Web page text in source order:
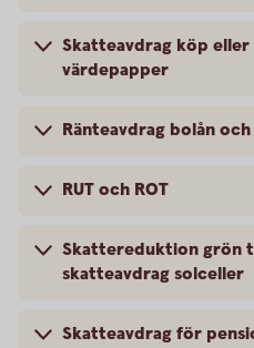
Skatteavdrag köp eller
värdepapper
Ränteavdrag bolån
RUT och ROT
Skattereduktion grön
skatteavdrag solceller
Skatteavdrag för